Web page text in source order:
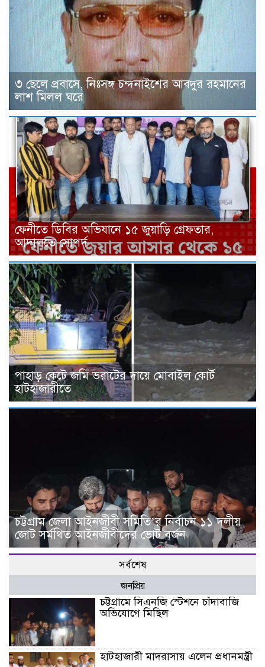
৩ ছেলে প্রবাসে, নিঃসঙ্গ চন্দনাইশের আবদুর রহমানের
লাশ মিলল ঘরে
ফেনীতে ডিবির অভিযানে ১৫ জুয়াড়ি গ্রেফতার,
আদালতে সোপর্দ
পাহাড় কেটে জমি ভরাটের দায়ে মোবাইল কোর্ট
হাটহাজারীতে
চট্টগ্রাম জেলা আইনজীবী সমিতি’র নির্বাচন ১১ দলীয়
জোট সর্মথিত আইনজীবীদের ভোট বর্জন
সর্বশেষ
জনপ্রিয়
চট্টগ্রামে সিএনজি স্টেশনে চাঁদাবাজি
অভিযোগে মিছিল
হাটহাজারী মাদরাসায় এলেন প্রধানমন্ত্রী